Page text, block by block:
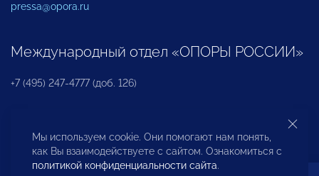
pressa@opora.ru
Международный отдел «ОПОРЫ РОССИИ»
+7 (495) 247-4777 (доб. 126)
Бюро по защите прав предпринимателей и
инвесторов
Мы используем cookie. Они помогают нам понять,
как Вы взаимодействуете с сайтом. Ознакомиться с
политикой конфиденциальности сайта.